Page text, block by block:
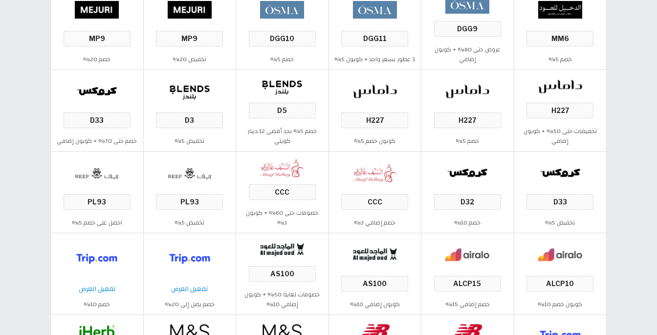
خصم 5%
عروض حتى 80% + كوبون
إضافي
3 عطور بسعر واحد + كوبون 5% خصم 5% تخفيض 20% خصم 20%
تخفيضات حتى 50% + كوبون
إضافي
خصم 5% كوبون خصم 5%
خصم 5% بحد أقصى 12 دينار
كويتي
تخفيض 5% خصم حتى 70% + كوبون إضافي
تخفيض 5% خصم 10% خصم إضافي 3%
خصومات حتى 60% + كوبون
3%
تخفيض 5% احصل على خصم 5%
كوبون خصم 10% خصم إضافي 15% كوبون إضافي 10%
خصومات لغاية 50% + كوبون
إضافي 10%
تفعيل العرض
خصم يصل إلى 20%
تفعيل العرض
خصم 10%